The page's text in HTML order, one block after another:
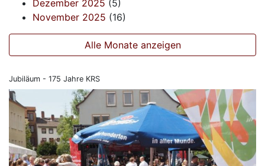
Dezember 2025 (5)
November 2025 (16)
Alle Monate anzeigen
Jubiläum - 175 Jahre KRS